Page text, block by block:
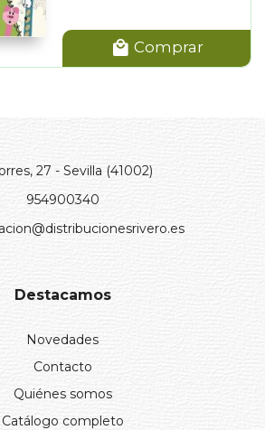
Comprar
27 - Sevilla (41002)
954900340
Destacamos
Novedades
Contacto
Quiénes somos
Catálogo completo